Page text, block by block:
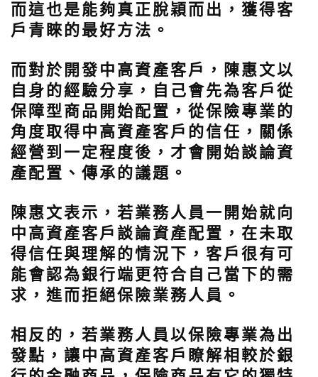
而這也是能夠真正脫穎而出，獲得客
戶青睞的最好方法。
而對於開發中高資產客戶，陳惠文以
自身的經驗分享，自己會先為客戶從
保障型商品開始配置，從保險專業的
角度取得中高資產客戶的信任，關係
經營到一定程度後，才會開始談論資
產配置、傳承的議題。
陳惠文表示，若業務人員一開始就向
中高資產客戶談論資產配置，在未取
得信任與理解的情況下，客戶很有可
能會認為銀行端更符合自己當下的需
求，進而拒絕保險業務人員。
相反的，若業務人員以保險專業為出
發點，讓中高資產客戶瞭解相較於銀